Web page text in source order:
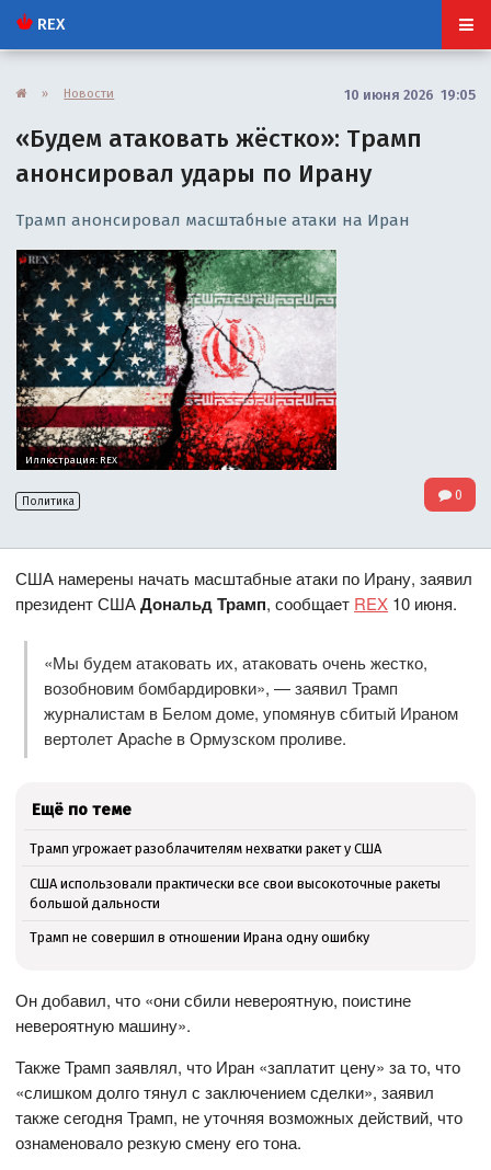
REX
» Новости 10 июня 2026 19:05
«Будем атаковать жёстко»: Трамп
анонсировал удары по Ирану
Трамп анонсировал масштабные атаки на Иран
Иллюстрация: REX
Политика 0
США намерены начать масштабные атаки по Ирану, заявил
президент СШАДональд Трамп, сообщает REX 10 июня.
«Мы будем атаковать их, атаковать очень жестко,
возобновим бомбардировки», — заявил Трамп
журналистам в Белом доме, упомянув сбитый Ираном
вертолет Apache в Ормузском проливе.
Ещё по теме
Трамп угрожает разоблачителям нехватки ракет у США
США использовали практически все свои высокоточные ракеты
большой дальности
Трамп не совершил в отношении Ирана одну ошибку
Он добавил, что «они сбили невероятную, поистине
невероятную машину».
Также Трамп заявлял, что Иран «заплатит цену» за то, что
«слишком долго тянул с заключением сделки», заявил
также сегодня Трамп, не уточняя возможных действий, что
ознаменовало резкую смену его тона.